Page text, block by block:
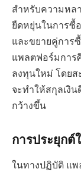
สำหรับความหล
ยืดหยุ่นในการซื้
และขยายคู่การ
แพลตฟอร์มการ
ลงทุนใหม่ โดยส
จะทำให้สกุลเงิ
กว้างขึ้น
การประยุก
ในทางปฏิบัติ แ